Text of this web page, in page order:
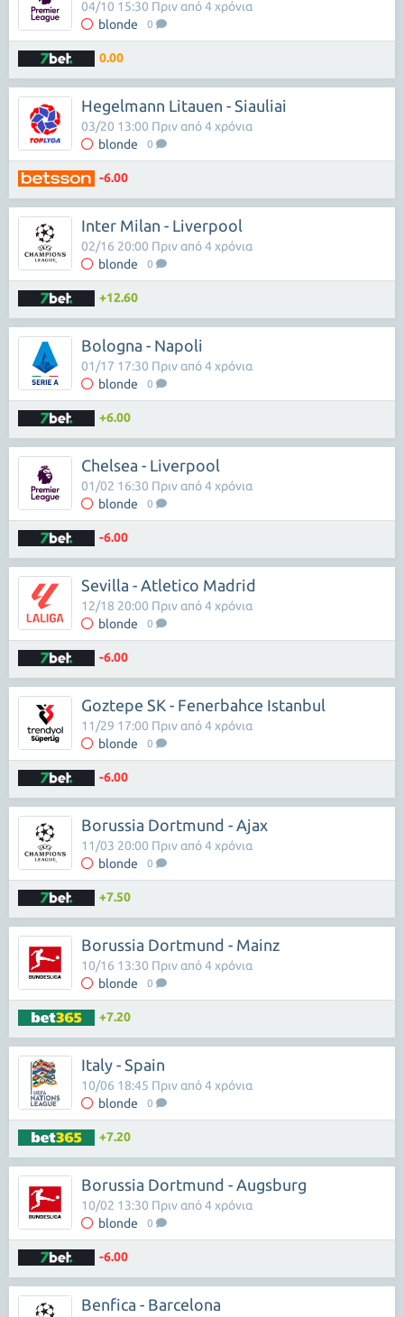
blonde 0
04/10 15:30 Πριν από 4 χρόνια
0.00
Hegelmann Litauen - Siauliai
blonde 0
03/20 13:00 Πριν από 4 χρόνια
-6.00
Inter Milan - Liverpool
blonde 0
02/16 20:00 Πριν από 4 χρόνια
+12.60
Bologna - Napoli
blonde 0
01/17 17:30 Πριν από 4 χρόνια
+6.00
Chelsea - Liverpool
blonde 0
01/02 16:30 Πριν από 4 χρόνια
-6.00
Sevilla - Atletico Madrid
blonde 0
12/18 20:00 Πριν από 4 χρόνια
-6.00
Goztepe SK - Fenerbahce Istanbul
blonde 0
11/29 17:00 Πριν από 4 χρόνια
-6.00
Borussia Dortmund - Ajax
blonde 0
11/03 20:00 Πριν από 4 χρόνια
+7.50
Borussia Dortmund - Mainz
blonde 0
10/16 13:30 Πριν από 4 χρόνια
+7.20
Italy - Spain
blonde 0
10/06 18:45 Πριν από 4 χρόνια
+7.20
Borussia Dortmund - Augsburg
blonde 0
10/02 13:30 Πριν από 4 χρόνια
-6.00
Benfica - Barcelona